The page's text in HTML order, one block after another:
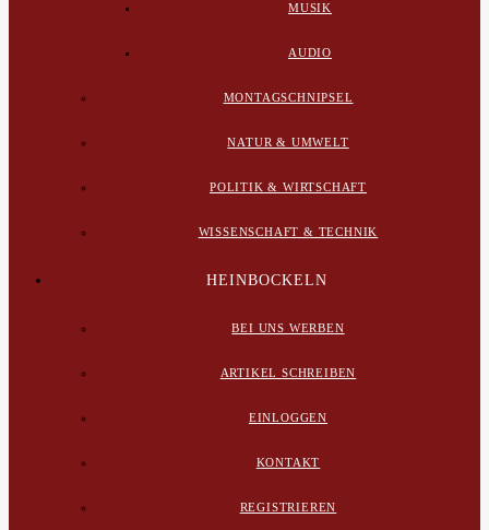
MUSIK
AUDIO
MONTAGSCHNIPSEL
NATUR & UMWELT
POLITIK & WIRTSCHAFT
WISSENSCHAFT & TECHNIK
HEINBOCKELN
BEI UNS WERBEN
ARTIKEL SCHREIBEN
EINLOGGEN
KONTAKT
REGISTRIEREN